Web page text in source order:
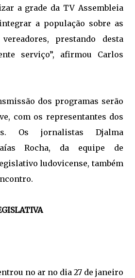
a grade da TV Assembleia
a população sobre as
prestando desta
serviço”, afirmou Carlos
dos programas serão
com os representantes dos
Os jornalistas Djalma
Rocha, da equipe de
ludovicense, também
no ar no dia 27 de janeiro